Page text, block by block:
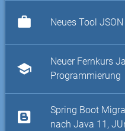
work Neues Tool
school
Neuer Fernkurs
Programmierung
Spring Boot
nach Java 11,